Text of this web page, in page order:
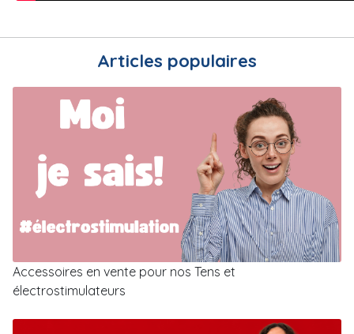
Articles populaires
Accessoires en vente pour nos Tens et
électrostimulateurs